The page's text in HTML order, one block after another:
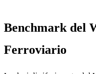
Benchmark del
Ferroviario